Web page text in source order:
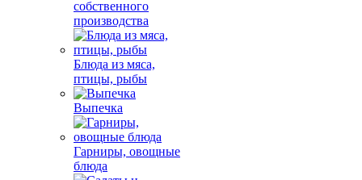
собственного
производства
Блюда из мяса,
птицы, рыбы
Выпечка
Гарниры, овощные
блюда